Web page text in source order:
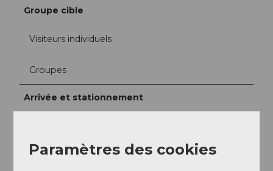
Groupe cible
Visiteurs individuels
Groupes
Arrivée et stationnement
Réseaux sociaux
Paramètres des cookies